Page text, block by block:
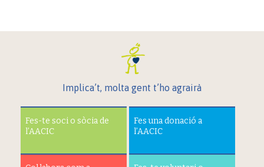
Implica’t, molta gent t’ho agrairà
Fes-te soci o sòcia de
l’AACIC
Fes una donació a
l’AACIC